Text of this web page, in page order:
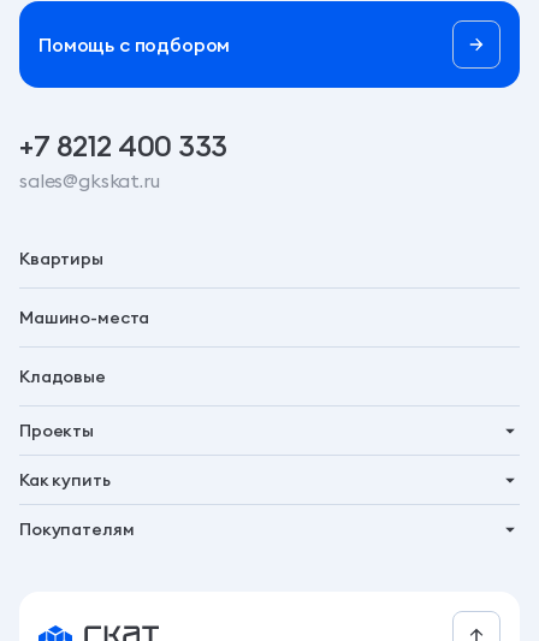
Помощь c подбором
+7 8212 400 333
sales@gkskat.ru
Квартиры
Машино-места
Кладовые
Проекты
Бьярма
Как купить
Покупателям
Контакты